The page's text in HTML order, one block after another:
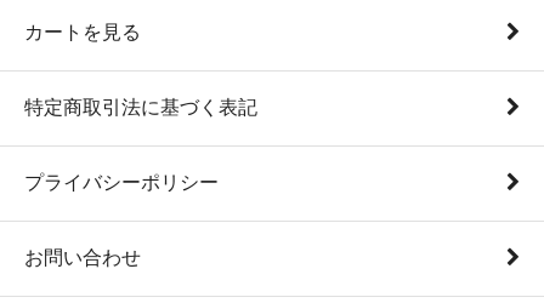
カートを見る
特定商取引法に基づく表記
プライバシーポリシー
お問い合わせ